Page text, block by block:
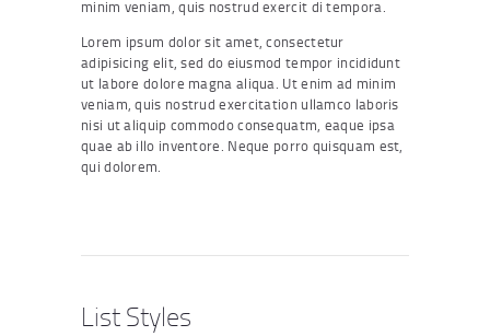
minim veniam, quis nostrud exercit di tempora.
Lorem ipsum dolor sit amet, consectetur
adipisicing elit, sed do eiusmod tempor incididunt
ut labore dolore magna aliqua. Ut enim ad minim
veniam, quis nostrud exercitation ullamco laboris
nisi ut aliquip commodo consequatm, eaque ipsa
quae ab illo inventore. Neque porro quisquam est,
qui dolorem.
List Styles